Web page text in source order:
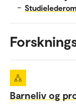
–
Barneliv og